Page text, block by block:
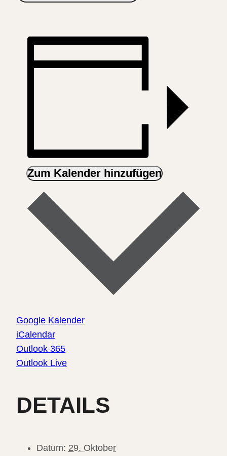
Zum Kalender hinzufügen
Google Kalender
iCalendar
Outlook 365
Outlook Live
DETAILS
Datum: 29. Oktober